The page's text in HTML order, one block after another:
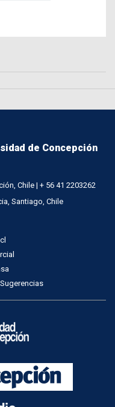
de Concepción
Chile | + 56 41 2203262
Santiago, Chile